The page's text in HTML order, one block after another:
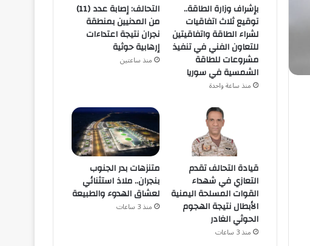
بإشراف وزارة الطاقة..
توقيع ثلاث اتفاقيات
لشراء الطاقة واتفاقيتين
للتعاون الفني في تنفيذ
مشروعات للطاقة
الشمسية في سوريا
منذ ساعة واحدة
التحالف: إصابة عدد (11)
من المدنيين بمنطقة
نجران نتيجة اعتداءات
إرهابية حوثية
منذ ساعتين
قيادة التحالف تقدم
التعازي في شهداء
القوات المسلحة اليمنية
الأبطال نتيجة الهجوم
الحوثي الغادر
منذ 3 ساعات
متنزهات بدر الجنوب
بنجران.. ملاذ استثنائي
لعشاق الهدوء والطبيعة
منذ 3 ساعات